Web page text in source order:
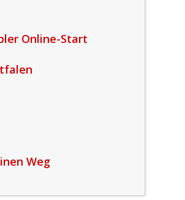
Online-Start
Weg